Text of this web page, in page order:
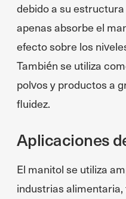
debido a su
apenas absorbe el
efecto sobre los
También se utiliza
polvos y productos a
fluidez.
Aplicaciones
El manitol se utiliza
industrias